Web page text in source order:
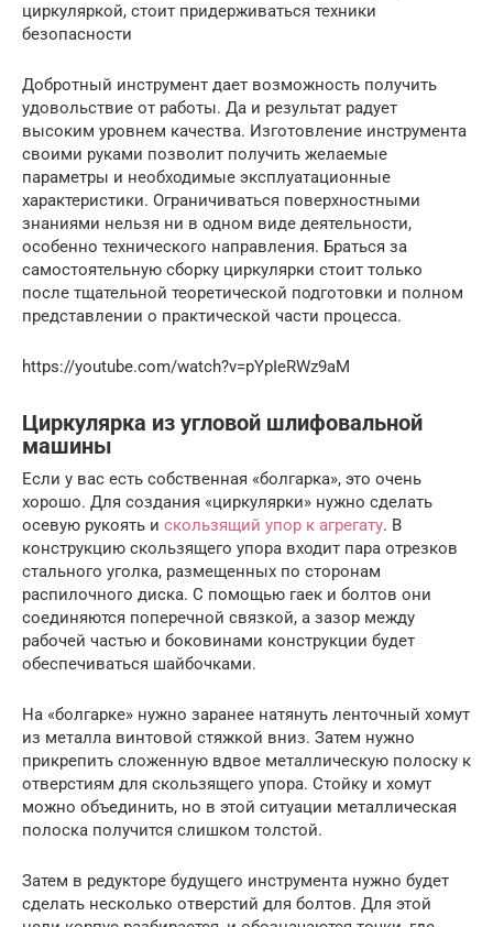
циркуляркой, стоит придерживаться техники
безопасности
Добротный инструмент дает возможность получить
удовольствие от работы. Да и результат радует
высоким уровнем качества. Изготовление инструмента
своими руками позволит получить желаемые
параметры и необходимые эксплуатационные
характеристики. Ограничиваться поверхностными
знаниями нельзя ни в одном виде деятельности,
особенно технического направления. Браться за
самостоятельную сборку циркулярки стоит только
после тщательной теоретической подготовки и полном
представлении о практической части процесса.
https://youtube.com/watch?v=pYpIeRWz9aM
Циркулярка из угловой шлифовальной
машины
Если у вас есть собственная «болгарка», это очень
хорошо. Для создания «циркулярки» нужно сделать
осевую рукоять и скользящий упор к агрегату. В
конструкцию скользящего упора входит пара отрезков
стального уголка, размещенных по сторонам
распилочного диска. С помощью гаек и болтов они
соединяются поперечной связкой, а зазор между
рабочей частью и боковинами конструкции будет
обеспечиваться шайбочками.
На «болгарке» нужно заранее натянуть ленточный хомут
из металла винтовой стяжкой вниз. Затем нужно
прикрепить сложенную вдвое металлическую полоску к
отверстиям для скользящего упора. Стойку и хомут
можно объединить, но в этой ситуации металлическая
полоска получится слишком толстой.
Затем в редукторе будущего инструмента нужно будет
сделать несколько отверстий для болтов. Для этой